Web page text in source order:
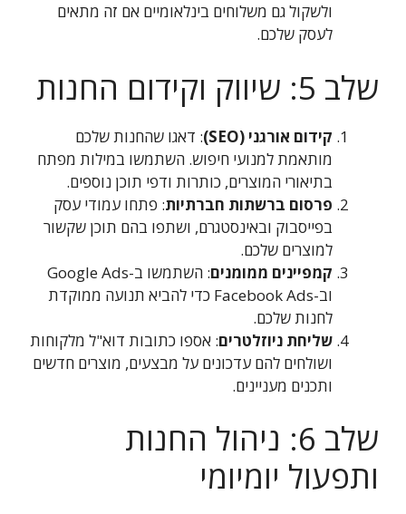
ולשקול גם משלוחים בינלאומיים אם זה מתאים
לעסק שלכם.
שלב 5: שיווק וקידום החנות
קידום אורגני (SEO)
: דאגו שהחנות שלכם
מותאמת למנועי חיפוש. השתמשו במילות מפתח
בתיאורי המוצרים, כותרות ודפי תוכן נוספים.
פרסום ברשתות חברתיות: פתחו עמודי עסק
בפייסבוק ובאינסטגרם, ושתפו בהם תוכן שקשור
למוצרים שלכם.
קמפיינים ממומנים
: השתמשו ב-Google Ads
וב-Facebook Ads כדי להביא תנועה ממוקדת
לחנות שלכם.
שליחת ניוזלטרים: אספו כתובות דוא"ל מלקוחות
ושולחים להם עדכונים על מבצעים, מוצרים חדשים
ותכנים מעניינים.
שלב 6: ניהול החנות
ותפעול יומיומי